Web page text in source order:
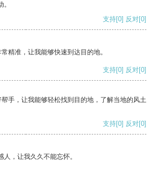
支持[0] 反对[0]
精准，让我能够快速到达目的地。
支持[0] 反对[0]
手，让我能够轻松找到目的地，了解当地的风土
支持[0] 反对[0]
，让我久久不能忘怀。